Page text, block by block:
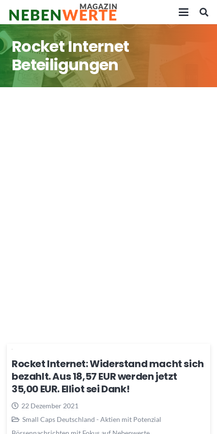
Rocket Internet
Beteiligungen
Rocket Internet: Widerstand macht sich
bezahlt. Aus 18,57 EUR werden jetzt
35,00 EUR. Elliot sei Dank!
22 Dezember 2021
Small Caps Deutschland - Aktien mit Potenzial